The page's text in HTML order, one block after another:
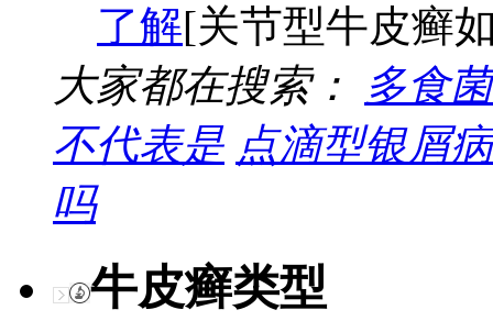
了解[关节型牛皮癣
大家都在搜索：
多食
不代表是 点滴型银屑
吗
牛皮癣类型